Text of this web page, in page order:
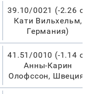
39.10/0021 (-2.26
Кати Вильхельм,
Германия)
41.51/0010 (-1.14
Анны-Карин
Олофссон, Швеция)